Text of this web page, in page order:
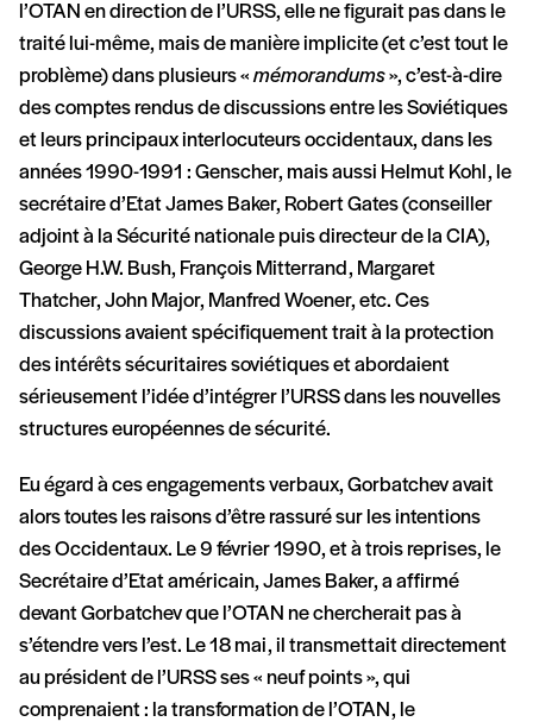
l’OTAN en direction de l’URSS, elle ne figurait pas dans le
traité lui-même, mais de manière implicite (et c’est tout le
problème) dans plusieurs « mémorandums», c’est-à-dire
des comptes rendus de discussions entre les Soviétiques
et leurs principaux interlocuteurs occidentaux, dans les
années 1990-1991 : Genscher, mais aussi Helmut Kohl, le
secrétaire d’Etat James Baker, Robert Gates (conseiller
adjoint à la Sécurité nationale puis directeur de la CIA),
George H.W. Bush, François Mitterrand, Margaret
Thatcher, John Major, Manfred Woener, etc. Ces
discussions avaient spécifiquement trait à la protection
des intérêts sécuritaires soviétiques et abordaient
sérieusement l’idée d’intégrer l’URSS dans les nouvelles
structures européennes de sécurité.
Eu égard à ces engagements verbaux, Gorbatchev avait
alors toutes les raisons d’être rassuré sur les intentions
des Occidentaux. Le 9 février 1990, et à trois reprises, le
Secrétaire d’Etat américain, James Baker, a affirmé
devant Gorbatchev que l’OTAN ne chercherait pas à
s’étendre vers l’est. Le 18 mai, il transmettait directement
au président de l’URSS ses « neuf points », qui
comprenaient : la transformation de l’OTAN, le